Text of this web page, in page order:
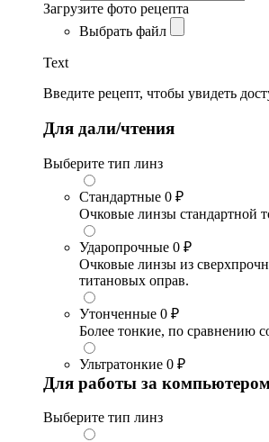
Загрузите фото рецепта
Выбрать файл
Text
Введите рецепт, чтобы увидеть
Для дали/чтения
Выберите тип линз
Стандартные 0 ₽
Очковые линзы стандартной
Ударопрочные 0 ₽
Очковые линзы из
титановых оправ.
Утонченные 0 ₽
Более тонкие, по сравнению
Ультратонкие 0 ₽
Для работы за
Выберите тип линз